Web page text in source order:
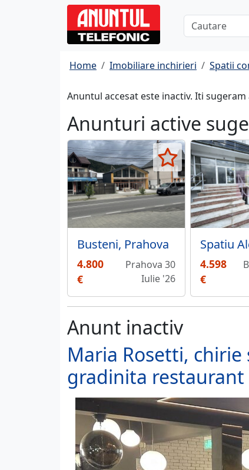
Home Imobiliare inchirieri Spatii
Anuntul accesat este inactiv. Iti
Anunturi active
Busteni, Prahova
4.800
€
Prahova 30
Iulie '26
4.598
€
Anunt inactiv
Maria Rosetti,
gradinita restaurant